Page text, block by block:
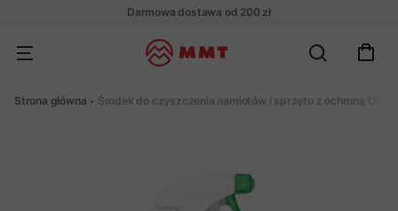
Darmowa dostawa od 200 zł
Strona główna Środek do czyszczenia namiotów i sprzętu z ochroną UV